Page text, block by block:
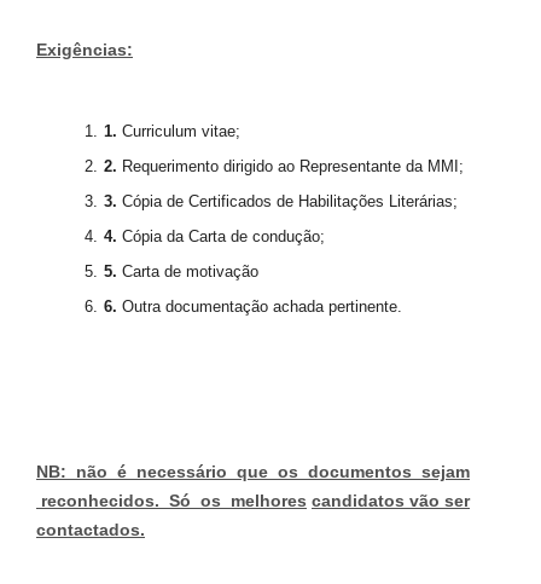
Exigências:
1. Curriculum vitae;
2. Requerimento dirigido ao Representante da MMI;
3. Cópia de Certificados de Habilitações Literárias;
4. Cópia da Carta de condução;
5. Carta de motivação
6. Outra documentação achada pertinente.
NB: não é necessário que os documentos sejam
reconhecidos. Só os melhores candidatos vão ser
contactados.